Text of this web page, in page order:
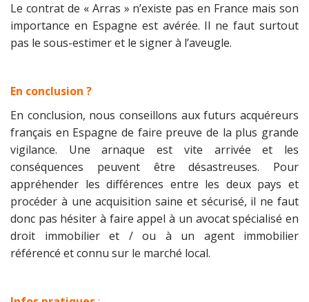
Le contrat de « Arras » n’existe pas en France mais son
importance en Espagne est avérée. Il ne faut surtout
pas le sous-estimer et le signer à l’aveugle.
En conclusion ?
En conclusion, nous conseillons aux futurs acquéreurs
français en Espagne de faire preuve de la plus grande
vigilance. Une arnaque est vite arrivée et les
conséquences peuvent être désastreuses. Pour
appréhender les différences entre les deux pays et
procéder à une acquisition saine et sécurisé, il ne faut
donc pas hésiter à faire appel à un avocat spécialisé en
droit immobilier et / ou à un agent immobilier
référencé et connu sur le marché local.